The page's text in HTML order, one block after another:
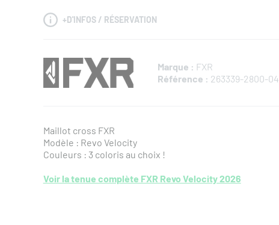
+D'INFOS / RÉSERVATION
Marque : FXR
Référence : 263339-2800-04
Maillot cross FXR
Modèle : Revo Velocity
Couleurs : 3 coloris au choix !
Voir la tenue complète FXR Revo Velocity 2026